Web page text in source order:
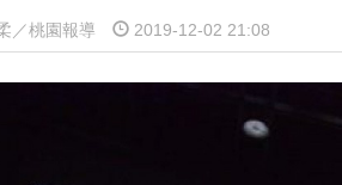
／桃園報導 2019-12-02 21:08